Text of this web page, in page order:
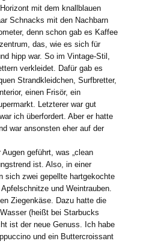
mit dem knallblauen
Schnacks mit den Nachbarn
denn schon gab es Kaffee
das, wie es sich für
hipp war. So im Vintage-Stil,
verkleidet. Dafür gab es
Strandkleidchen, Surfbretter,
einen Frisör, ein
Letzterer war gut
ich überfordert. Aber er hatte
war ansonsten eher auf der
geführt, was „clean
ist. Also, in einer
sich zwei gepellte hartgekochte
und Weintrauben.
Ziegenkäse. Dazu hatte die
(heißt bei Starbucks
ist der neue Genuss. Ich habe
und ein Buttercroissant